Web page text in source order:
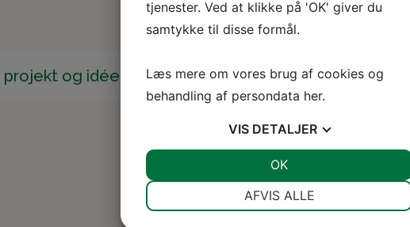
og idéer
tjenester. Ved at klikke på 'OK' giver du
samtykke til disse formål.
Læs mere om vores brug af cookies og
behandling af persondata her.
VIS DETALJER
AFVIS ALLE
OK